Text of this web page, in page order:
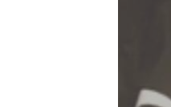
été
l’œuvre
parfaite
le